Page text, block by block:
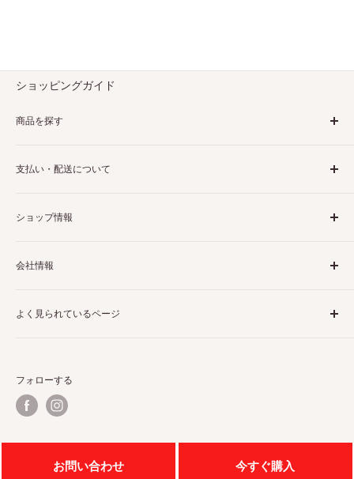
ショッピングガイド
商品を探す
カテゴリから探す
返金ポリシー
支払い・配送について
お支払いについて
よくある質問
ショップ情報
利用規約
会社情報
ラ・ヴィータ株式会社HPへ
よく見られているページ
ルイスポールセン パンテラ
ルイスポールセン トルボー
ルイスポールセン ペンダントライト
フォローする
© 2026 住まいの照明 ラ・ヴィータ
お問い合わせ 今すぐ購入